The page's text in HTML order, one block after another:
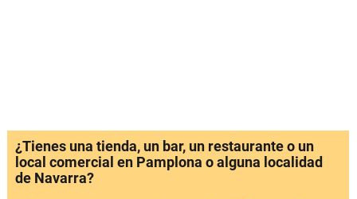
¿Tienes una tienda, un bar, un restaurante o un
local comercial en Pamplona o alguna localidad
de Navarra?